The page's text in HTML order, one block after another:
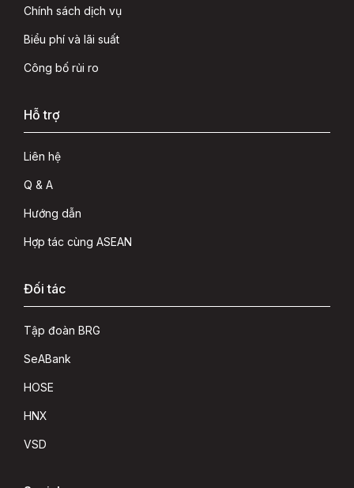
Chính sách dịch vụ
Biểu phí và lãi suất
Công bố rủi ro
Hỗ trợ
Liên hệ
Q & A
Hướng dẫn
Hợp tác cùng ASEAN
Đối tác
Tập đoàn BRG
SeABank
HOSE
HNX
VSD